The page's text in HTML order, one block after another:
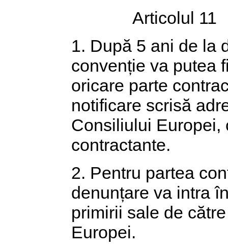
Articolul 11
1. După 5 ani de la
convenție va putea
oricare parte
notificare scrisă
Consiliului Europei,
contractante.
2. Pentru partea
denunțare va intra
primirii sale de
Europei.